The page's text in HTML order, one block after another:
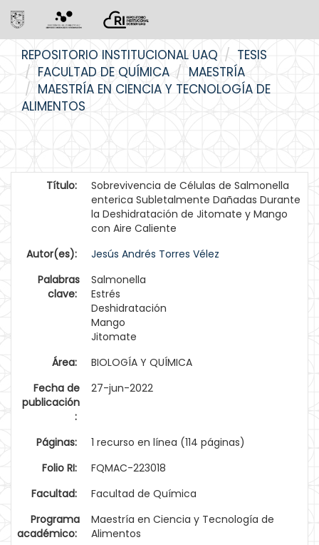
navigation
REPOSITORIO INSTITUCIONAL UAQ
TESIS
FACULTAD DE QUÍMICA
MAESTRÍA
MAESTRÍA EN CIENCIA Y TECNOLOGÍA DE
ALIMENTOS
Título:
Sobrevivencia de Células de Salmonella
enterica Subletalmente Dañadas Durante
la Deshidratación de Jitomate y Mango
con Aire Caliente
Autor(es):
Jesús Andrés Torres Vélez
Palabras
clave:
Salmonella
Estrés
Deshidratación
Mango
Jitomate
Área:
BIOLOGÍA Y QUÍMICA
Fecha de
publicación
:
27-jun-2022
Páginas:
1 recurso en línea (114 páginas)
Folio RI:
FQMAC-223018
Facultad:
Facultad de Química
Programa
académico:
Maestría en Ciencia y Tecnología de
Alimentos